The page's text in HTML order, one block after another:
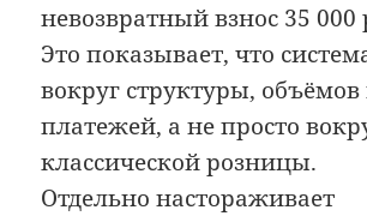
невозвратный взнос 35 000
Это показывает, что
вокруг структуры,
платежей, а не просто
классической розницы.
Отдельно настораживает